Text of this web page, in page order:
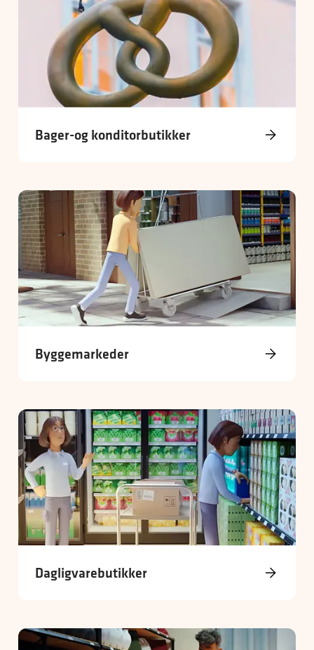
Bager-og konditorbutikker
Byggemarkeder
Dagligvarebutikker